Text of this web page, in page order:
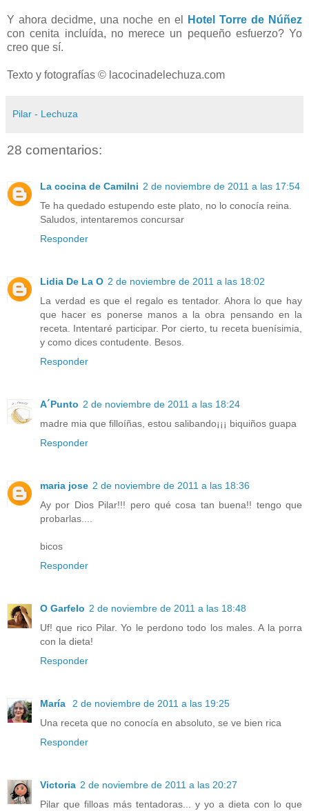
Y ahora decidme, una noche en el
Hotel Torre de Núñez
con cenita incluída, no merece un pequeño esfuerzo? Yo
creo que sí.
Texto y fotografías © lacocinadelechuza.com
Pilar - Lechuza
28 comentarios:
La cocina de Camilni 2 de noviembre de 2011 a las 17:54
Te ha quedado estupendo este plato, no lo conocía reina.
Saludos, intentaremos concursar
Responder
Lidia De La O 2 de noviembre de 2011 a las 18:02
La verdad es que el regalo es tentador. Ahora lo que hay
que hacer es ponerse manos a la obra pensando en la
receta. Intentaré participar. Por cierto, tu receta buenísimia,
y como dices contudente. Besos.
Responder
A´Punto 2 de noviembre de 2011 a las 18:24
madre mia que filloíñas, estou salibando¡¡¡ biquiños guapa
Responder
maria jose 2 de noviembre de 2011 a las 18:36
Ay por Dios Pilar!!! pero qué cosa tan buena!! tengo que
probarlas....
bicos
Responder
O Garfelo 2 de noviembre de 2011 a las 18:48
Uf! que rico Pilar. Yo le perdono todo los males. A la porra
con la dieta!
Responder
María
2 de noviembre de 2011 a las 19:25
Una receta que no conocía en absoluto, se ve bien rica
Responder
Victoria 2 de noviembre de 2011 a las 20:27
Pilar que filloas más tentadoras... y yo a dieta con lo que